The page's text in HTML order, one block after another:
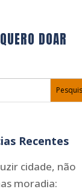
QUERO DOAR
Recentes
cidade, não
moradia: